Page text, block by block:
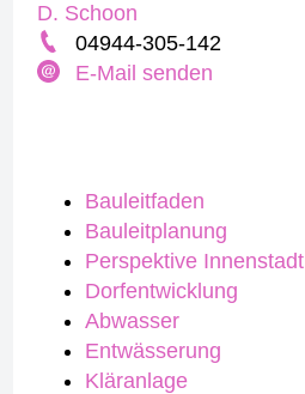
Bauleitfaden
Bauleitplanung
Perspektive Innenstadt
Dorfentwicklung
Abwasser
Entwässerung
Kläranlage
D. Schoon
04944-305-142
E-Mail senden